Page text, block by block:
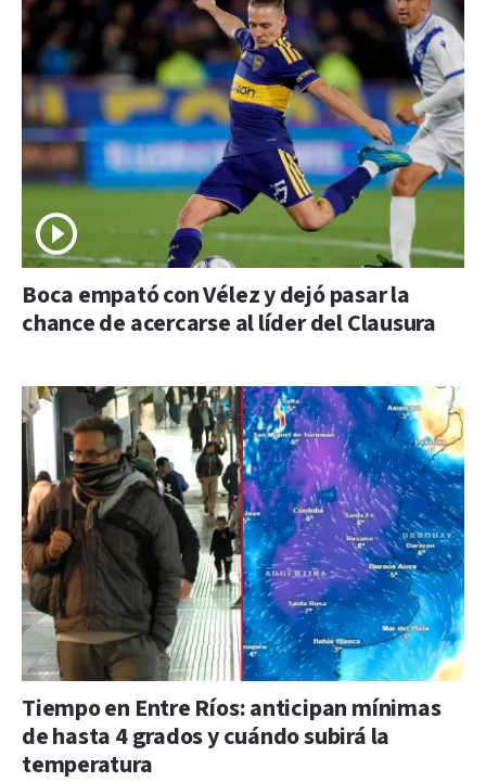
Boca empató con Vélez y dejó pasar la
chance de acercarse al líder del Clausura
Tiempo en Entre Ríos: anticipan mínimas
de hasta 4 grados y cuándo subirá la
temperatura